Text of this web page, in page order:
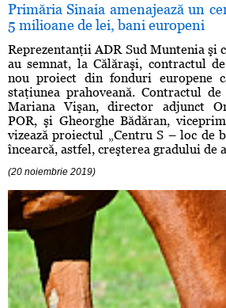
Primăria Sinaia amenajează un
5 milioane de lei, bani europeni
Reprezentanţii ADR Sud Muntenia şi
au semnat, la Călăraşi, contractul
nou proiect din fonduri europene
staţiunea prahoveană. Contractul
Mariana Vişan, director adjunct
POR, şi Gheorghe Bădăran,
vizează proiectul „Centru S – loc de
încearcă, astfel, creşterea gradului de
(20 noiembrie 2019)